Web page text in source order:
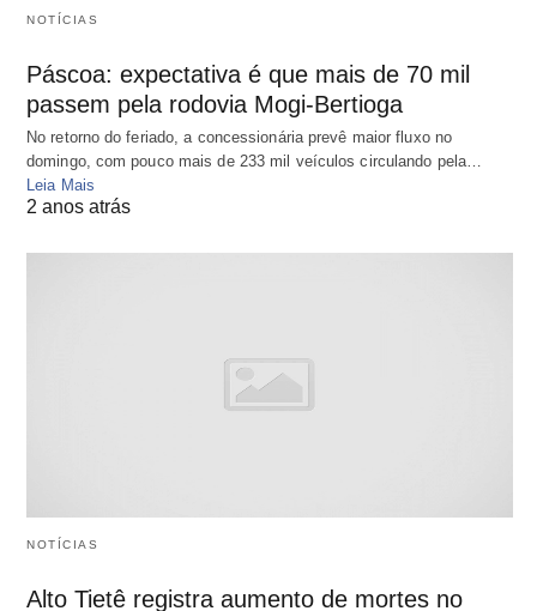
NOTÍCIAS
Páscoa: expectativa é que mais de 70 mil
passem pela rodovia Mogi-Bertioga
No retorno do feriado, a concessionária prevê maior fluxo no
domingo, com pouco mais de 233 mil veículos circulando pela…
Leia Mais
2 anos atrás
NOTÍCIAS
Alto Tietê registra aumento de mortes no